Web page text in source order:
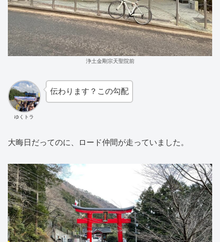
浄土金剛宗天聖院前
ゆくトラ
伝わります？この勾配
大晦日だってのに、ロード仲間が走っていました。